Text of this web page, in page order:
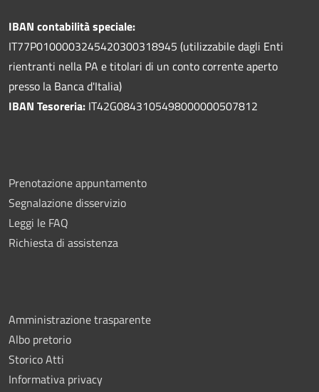
IBAN contabilità speciale:
IT77P0100003245420300318945 (utilizzabile dagli Enti
rientranti nella PA e titolari di un conto corrente aperto
presso la Banca d'Italia)
IBAN Tesoreria: IT42G0843105498000000507812
Prenotazione appuntamento
Segnalazione disservizio
Leggi le FAQ
Richiesta di assistenza
Amministrazione trasparente
Albo pretorio
Storico Atti
Informativa privacy